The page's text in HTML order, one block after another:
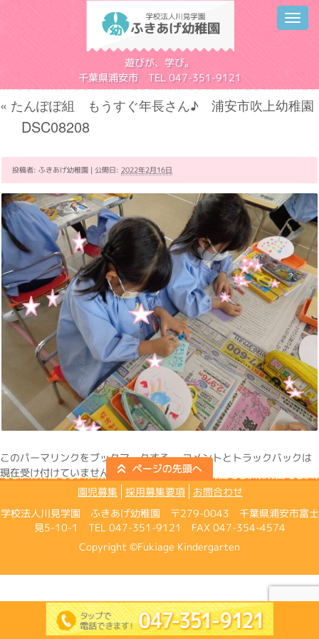
遊びが、学び。
千葉県浦安市 TEL 047-351-9121
« たんぽぽ組 もうすぐ年長さん♪ 浦安市吹上幼稚園
DSC08208
投稿者: ふきあげ幼稚園 | 公開日: 2022年2月16日
このパーマリンクをブックマークする。 コメントとトラックバックは
現在受け付けていません。
園児募集
採用募集要項
お問合わせ
学校法人川見学園 ふきあげ幼稚園 〒279-0043 千葉県浦安市富士
見5-10-1 TEL 047-351-9121 FAX 047-354-4574
Copyright ©Fukiage Kindergarten